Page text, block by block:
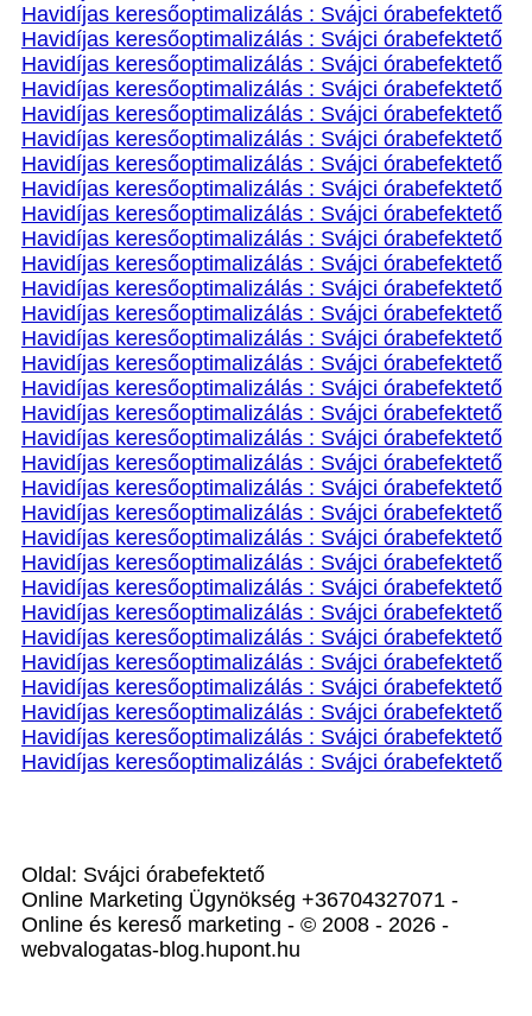
Havidíjas keresőoptimalizálás : Svájci órabefektető
Havidíjas keresőoptimalizálás : Svájci órabefektető
Havidíjas keresőoptimalizálás : Svájci órabefektető
Havidíjas keresőoptimalizálás : Svájci órabefektető
Havidíjas keresőoptimalizálás : Svájci órabefektető
Havidíjas keresőoptimalizálás : Svájci órabefektető
Havidíjas keresőoptimalizálás : Svájci órabefektető
Havidíjas keresőoptimalizálás : Svájci órabefektető
Havidíjas keresőoptimalizálás : Svájci órabefektető
Havidíjas keresőoptimalizálás : Svájci órabefektető
Havidíjas keresőoptimalizálás : Svájci órabefektető
Havidíjas keresőoptimalizálás : Svájci órabefektető
Havidíjas keresőoptimalizálás : Svájci órabefektető
Havidíjas keresőoptimalizálás : Svájci órabefektető
Havidíjas keresőoptimalizálás : Svájci órabefektető
Havidíjas keresőoptimalizálás : Svájci órabefektető
Havidíjas keresőoptimalizálás : Svájci órabefektető
Havidíjas keresőoptimalizálás : Svájci órabefektető
Havidíjas keresőoptimalizálás : Svájci órabefektető
Havidíjas keresőoptimalizálás : Svájci órabefektető
Havidíjas keresőoptimalizálás : Svájci órabefektető
Havidíjas keresőoptimalizálás : Svájci órabefektető
Havidíjas keresőoptimalizálás : Svájci órabefektető
Havidíjas keresőoptimalizálás : Svájci órabefektető
Havidíjas keresőoptimalizálás : Svájci órabefektető
Havidíjas keresőoptimalizálás : Svájci órabefektető
Havidíjas keresőoptimalizálás : Svájci órabefektető
Havidíjas keresőoptimalizálás : Svájci órabefektető
Havidíjas keresőoptimalizálás : Svájci órabefektető
Havidíjas keresőoptimalizálás : Svájci órabefektető
Havidíjas keresőoptimalizálás : Svájci órabefektető
Oldal: Svájci órabefektető
Online Marketing Ügynökség +36704327071 -
Online és kereső marketing - © 2008 - 2026 -
webvalogatas-blog.hupont.hu